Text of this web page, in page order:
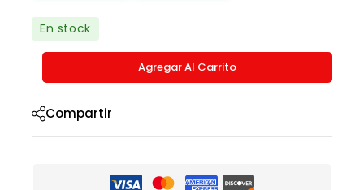
En stock
Agregar Al Carrito
Compartir